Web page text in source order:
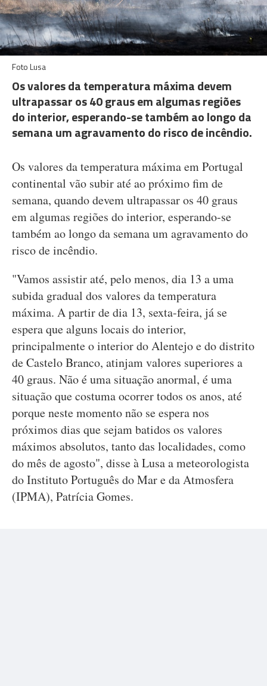
Foto Lusa
Os valores da temperatura máxima devem
ultrapassar os 40 graus em algumas regiões
do interior, esperando-se também ao longo da
semana um agravamento do risco de incêndio.
Os valores da temperatura máxima em Portugal
continental vão subir até ao próximo fim de
semana, quando devem ultrapassar os 40 graus
em algumas regiões do interior, esperando-se
também ao longo da semana um agravamento do
risco de incêndio.
"Vamos assistir até, pelo menos, dia 13 a uma
subida gradual dos valores da temperatura
máxima. A partir de dia 13, sexta-feira, já se
espera que alguns locais do interior,
principalmente o interior do Alentejo e do distrito
de Castelo Branco, atinjam valores superiores a
40 graus. Não é uma situação anormal, é uma
situação que costuma ocorrer todos os anos, até
porque neste momento não se espera nos
próximos dias que sejam batidos os valores
máximos absolutos, tanto das localidades, como
do mês de agosto", disse à Lusa a meteorologista
do Instituto Português do Mar e da Atmosfera
(IPMA), Patrícia Gomes.